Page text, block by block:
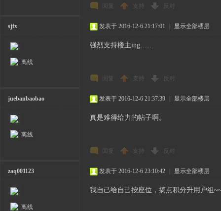
回复 支持 反对
sjfx
离线
发表于 2016-12-6 21:17:01 显示全部楼层
强烈支持楼主ing……
回复 支持 反对
juebanbaobao
离线
发表于 2016-12-6 21:37:39 显示全部楼层
真是难得给力的帖子啊。
回复 支持 反对
zaq001123
离线
发表于 2016-12-6 23:10:42 显示全部楼层
我自己给自己按座位，搞点积分升用户组